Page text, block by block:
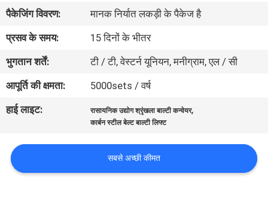
कारखाना
भ्रमण
गुणवत्ता
नियंत्रण
करें
पैकेजिंग विवरण:
मानक निर्यात लकड़ी के पैकेज है
प्रसव के समय:
15 दिनों के भीतर
भुगतान शर्तें:
टी / टी, वेस्टर्न यूनियन, मनीग्राम, एल / सी
आपूर्ति की क्षमता:
5000sets / वर्ष
हाई लाइट:
रासायनिक उद्योग श्रृंखला बाल्टी कन्वेयर,
कार्बन स्टील बेल्ट बाल्टी लिफ्ट
सबसे अच्छी कीमत